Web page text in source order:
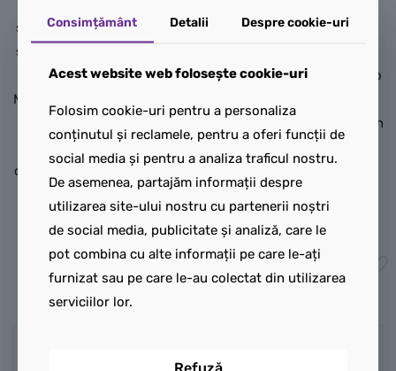
și un motor detaliat, plus un
stativ de etalare cu detalii și
statistici ale vehiculului.
Minifigurina Nigel Mansell are
o cască și un suport de
etalare în formă de podium,
cu o fotografie și un citat ale
legendarului pilot.
320,00lei
Adaugă în coș
cu coada, picioarele, capul,
articulate. Copiii pot activa o
și îi pot mișca aripile mari din
aluminiu înainte și înapoi
spatele său.
400,00 lei
Adaugă în coș
Consimțământ Detalii Despre cookie-uri
Acest website web folosește cookie-uri
Folosim cookie-uri pentru a personaliza
conținutul și reclamele, pentru a oferi funcții de
social media și pentru a analiza traficul nostru.
De asemenea, partajăm informații despre
utilizarea site-ului nostru cu partenerii noștri
de social media, publicitate și analiză, care le
pot combina cu alte informații pe care le-ați
furnizat sau pe care le-au colectat din utilizarea
serviciilor lor.
Refuză